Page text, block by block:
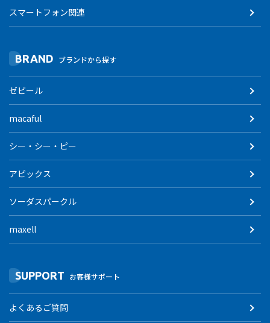
スマートフォン関連
BRAND ブランドから探す
ゼピール
macaful
シー・シー・ピー
アピックス
ソーダスパークル
maxell
SUPPORT お客様サポート
よくあるご質問